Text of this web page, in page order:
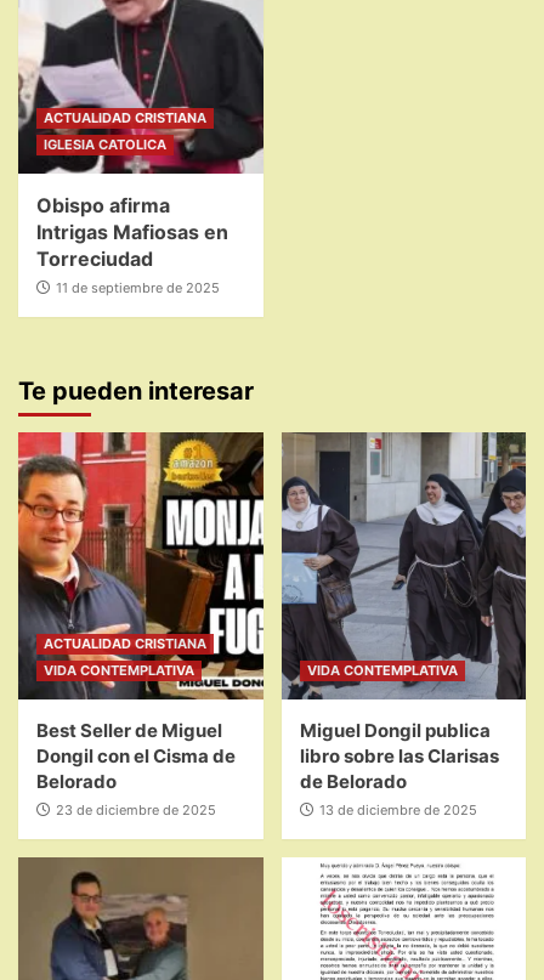
ACTUALIDAD CRISTIANA
IGLESIA CATOLICA
Obispo afirma
Intrigas Mafiosas en
Torreciudad
11 de septiembre de 2025
Te pueden interesar
ACTUALIDAD CRISTIANA
VIDA CONTEMPLATIVA
Best Seller de Miguel
Dongil con el Cisma de
Belorado
23 de diciembre de 2025
VIDA CONTEMPLATIVA
Miguel Dongil publica
libro sobre las Clarisas
de Belorado
13 de diciembre de 2025